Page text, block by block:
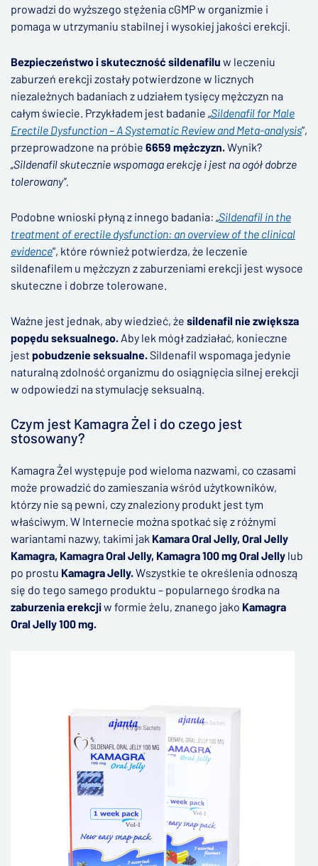
prowadzi do wyższego stężenia cGMP w organizmie i
pomaga w utrzymaniu stabilnej i wysokiej jakości erekcji.
Bezpieczeństwo i skuteczność sildenafilu w leczeniu
zaburzeń erekcji zostały potwierdzone w licznych
niezależnych badaniach z udziałem tysięcy mężczyzn na
całym świecie. Przykładem jest badanie „Sildenafil for Male
Erectile Dysfunction – A Systematic Review and Meta-analysis”,
przeprowadzone na próbie 6659 mężczyzn.Wynik?
„Sildenafil skutecznie wspomaga erekcję i jest na ogół dobrze
tolerowany”.
Podobne wnioski płyną z innego badania: „Sildenafil in the
treatment of erectile dysfunction: an overview of the clinical
evidence”, które również potwierdza, że leczenie
sildenafilem u mężczyzn z zaburzeniami erekcji jest wysoce
skuteczne i dobrze tolerowane.
Ważne jest jednak, aby wiedzieć, że sildenafil nie zwiększa
popędu seksualnego. Aby lek mógł zadziałać, konieczne
jest pobudzenie seksualne.Sildenafil wspomaga jedynie
naturalną zdolność organizmu do osiągnięcia silnej erekcji
w odpowiedzi na stymulację seksualną.
Czym jest Kamagra Żel i do czego jest
stosowany?
Kamagra Żel występuje pod wieloma nazwami, co czasami
może prowadzić do zamieszania wśród użytkowników,
którzy nie są pewni, czy znaleziony produkt jest tym
właściwym. W Internecie można spotkać się z różnymi
wariantami nazwy, takimi jak Kamara Oral Jelly, Oral Jelly
Kamagra, Kamagra Oral Jelly, Kamagra 100 mg Oral Jelly lub
po prostu Kamagra Jelly.Wszystkie te określenia odnoszą
się do tego samego produktu – popularnego środka na
zaburzenia erekcjiw formie żelu, znanego jako Kamagra
Oral Jelly 100 mg.